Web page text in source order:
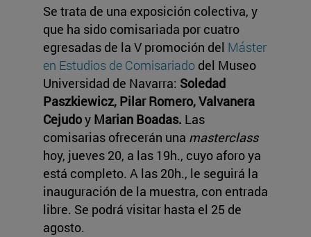
Se trata de una exposición colectiva, y
que ha sido comisariada por cuatro
egresadas de la V promoción del Máster
en Estudios de Comisariado del Museo
Universidad de Navarra: Soledad
Paszkiewicz, Pilar Romero, Valvanera
Cejudoy Marian Boadas. Las
comisarias ofrecerán una masterclass
hoy, jueves 20, a las 19h., cuyo aforo ya
está completo. A las 20h., le seguirá la
inauguración de la muestra, con entrada
libre. Se podrá visitar hasta el 25 de
agosto.